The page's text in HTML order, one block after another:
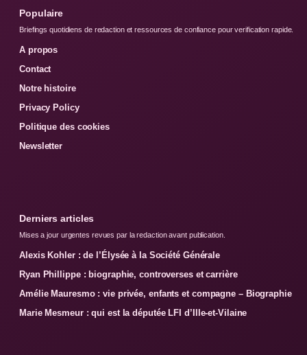
Populaire
Briefings quotidiens de redaction et ressources de confiance pour verification rapide.
A propos
Contact
Notre histoire
Privacy Policy
Politique des cookies
Newsletter
Derniers articles
Mises a jour urgentes revues par la redaction avant publication.
Alexis Kohler : de l’Élysée à la Société Générale
Ryan Phillippe : biographie, controverses et carrière
Amélie Mauresmo : vie privée, enfants et compagne – Biographie
Marie Mesmeur : qui est la députée LFI d’Ille-et-Vilaine